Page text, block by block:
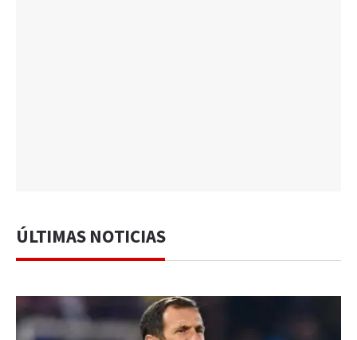
ÚLTIMAS NOTICIAS